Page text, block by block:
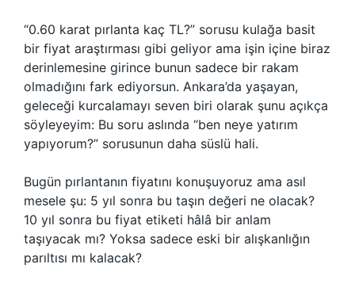
“0.60 karat pırlanta kaç TL?” sorusu kulağa basit
bir fiyat araştırması gibi geliyor ama işin içine biraz
derinlemesine girince bunun sadece bir rakam
olmadığını fark ediyorsun. Ankara’da yaşayan,
geleceği kurcalamayı seven biri olarak şunu açıkça
söyleyeyim: Bu soru aslında “ben neye yatırım
yapıyorum?” sorusunun daha süslü hali.
Bugün pırlantanın fiyatını konuşuyoruz ama asıl
mesele şu: 5 yıl sonra bu taşın değeri ne olacak?
10 yıl sonra bu fiyat etiketi hâlâ bir anlam
taşıyacak mı? Yoksa sadece eski bir alışkanlığın
parıltısı mı kalacak?